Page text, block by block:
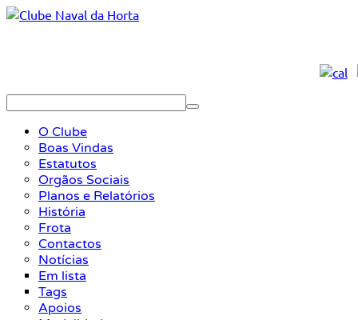
O Clube
Boas Vindas
Estatutos
Orgãos Sociais
Planos e Relatórios
História
Frota
Contactos
Notícias
Em lista
Tags
Apoios